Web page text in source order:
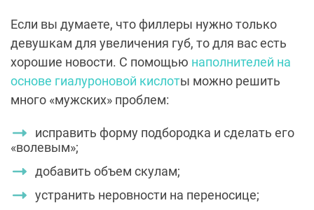
Если вы думаете, что филлеры нужно только
девушкам для увеличения губ, то для вас есть
хорошие новости. С помощью наполнителей на
основе гиалуроновой кислоты можно решить
много «мужских» проблем:
исправить форму подбородка и сделать его
«волевым»;
добавить объем скулам;
устранить неровности на переносице;